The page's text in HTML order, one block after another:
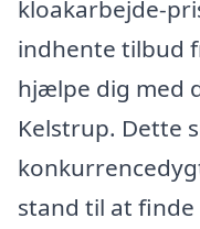
kloakarbejde-
indhente tilbud
hjælpe dig med
Kelstrup. Dette
stand til at